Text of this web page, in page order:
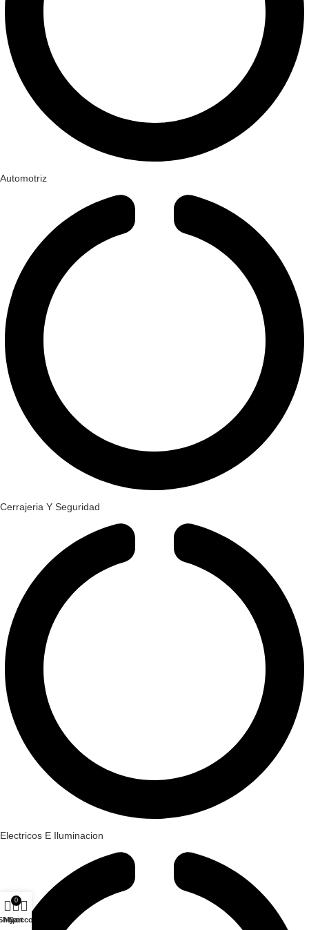
Automotriz
Cerrajeria Y Seguridad
Electricos E Iluminacion
0
Cart
My account